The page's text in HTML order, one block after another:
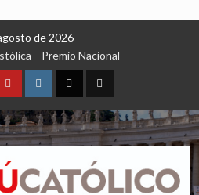
de 2026
Premio Nacional
YoutubeInstagram
X TikTok